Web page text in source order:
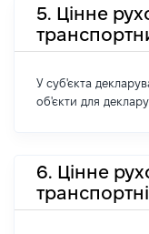
5. Цінне
У суб'єкта
об'єкти для
6. Цінне